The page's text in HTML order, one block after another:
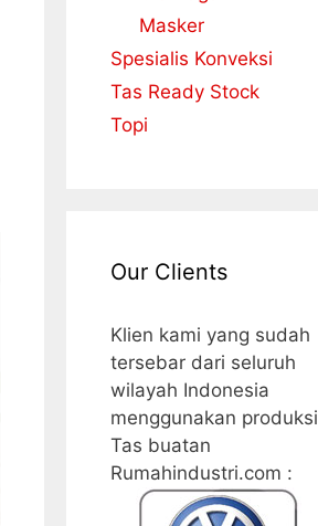
Masker
Spesialis Konveksi
Tas Ready Stock
Topi
Our Clients
Klien kami yang sudah
tersebar dari seluruh
wilayah Indonesia
menggunakan produksi
Tas buatan
Rumahindustri.com :